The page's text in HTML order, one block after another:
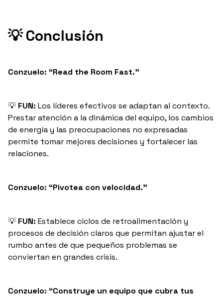
💡Conclusión
Conzuelo: “Read the Room Fast.”
💡 FUN: Los líderes efectivos se adaptan al contexto.
Prestar atención a la dinámica del equipo, los cambios
de energía y las preocupaciones no expresadas
permite tomar mejores decisiones y fortalecer las
relaciones.
Conzuelo: “Pivotea con velocidad.”
💡 FUN: Establece ciclos de retroalimentación y
procesos de decisión claros que permitan ajustar el
rumbo antes de que pequeños problemas se
conviertan en grandes crisis.
Conzuelo: “Construye un equipo que cubra tus